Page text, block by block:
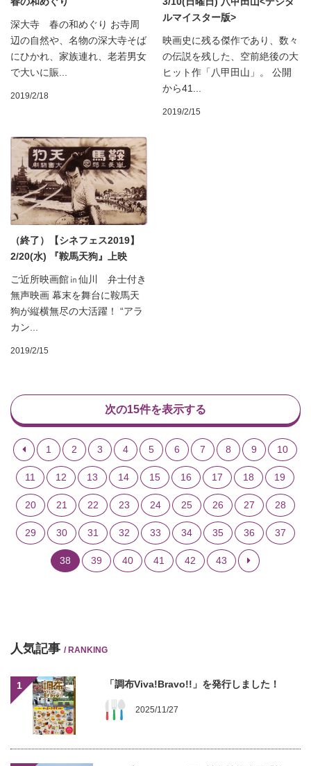
深大寺 春の和めぐり お寺周
辺の自然や、名物の深大寺そば
にひかれ、家族連れ、老若男女
で大いに賑...
2019/2/18
ルマイスター版>
映画史に残る傑作であり、数々
の伝説を残した、空前絶後の大
ヒット作「八甲田山」。 公開
から41...
2019/2/15
（終了）【シネフェス2019】
2/20(水) 『鞍馬天狗』上映
ご近所映画館㏌仙川 弁士付き
無声映画 幕末を舞台に鞍馬天
狗が縦横無尽の大活躍！ “アラ
カン...
2019/2/15
次の15件を表示する
1 2 3 4 5 6 7 8 9 10
11 12 13 14 15 16 17 18 19
20 21 22 23 24 25 26 27 28
29 30 31 32 33 34 35 36 37
38 39 40 41 42 43
人気記事 / RANKING
1 「調布Viva!Bravo!!」を発行しました！
2025/11/27